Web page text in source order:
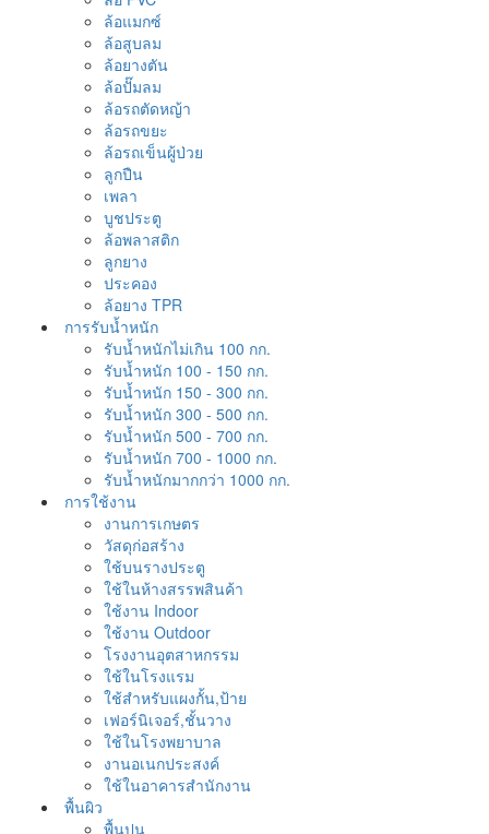
ล้อแมกซ์
ล้อสูบลม
ล้อยางตัน
ล้อปั๊มลม
ล้อรถตัดหญ้า
ล้อรถขยะ
ล้อรถเข็นผู้ป่วย
ลูกปืน
เพลา
บูชประตู
ล้อพลาสติก
ลูกยาง
ประคอง
ล้อยาง TPR
การรับน้ำหนัก
รับน้ำหนักไม่เกิน 100 กก.
รับน้ำหนัก 100 - 150 กก.
รับน้ำหนัก 150 - 300 กก.
รับน้ำหนัก 300 - 500 กก.
รับน้ำหนัก 500 - 700 กก.
รับน้ำหนัก 700 - 1000 กก.
รับน้ำหนักมากกว่า 1000 กก.
การใช้งาน
งานการเกษตร
วัสดุก่อสร้าง
ใช้บนรางประตู
ใช้ในห้างสรรพสินค้า
ใช้งาน Indoor
ใช้งาน Outdoor
โรงงานอุตสาหกรรม
ใช้ในโรงแรม
ใช้สำหรับแผงกั้น,ป้าย
เฟอร์นิเจอร์,ชั้นวาง
ใช้ในโรงพยาบาล
งานอเนกประสงค์
ใช้ในอาคารสำนักงาน
พื้นผิว
พื้นปูน